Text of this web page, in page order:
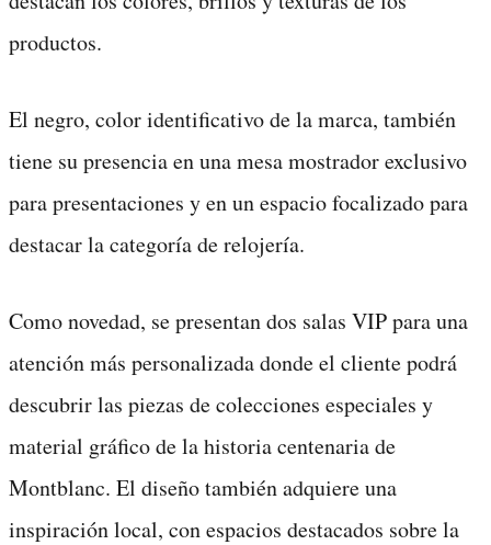
productos.
El negro, color identificativo de la marca, también
tiene su presencia en una mesa mostrador exclusivo
para presentaciones y en un espacio focalizado para
destacar la categoría de relojería.
Como novedad, se presentan dos salas VIP para una
atención más personalizada donde el cliente podrá
descubrir las piezas de colecciones especiales y
material gráfico de la historia centenaria de
Montblanc. El diseño también adquiere una
inspiración local, con espacios destacados sobre la